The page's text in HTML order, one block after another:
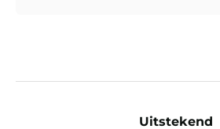
Uitstekend